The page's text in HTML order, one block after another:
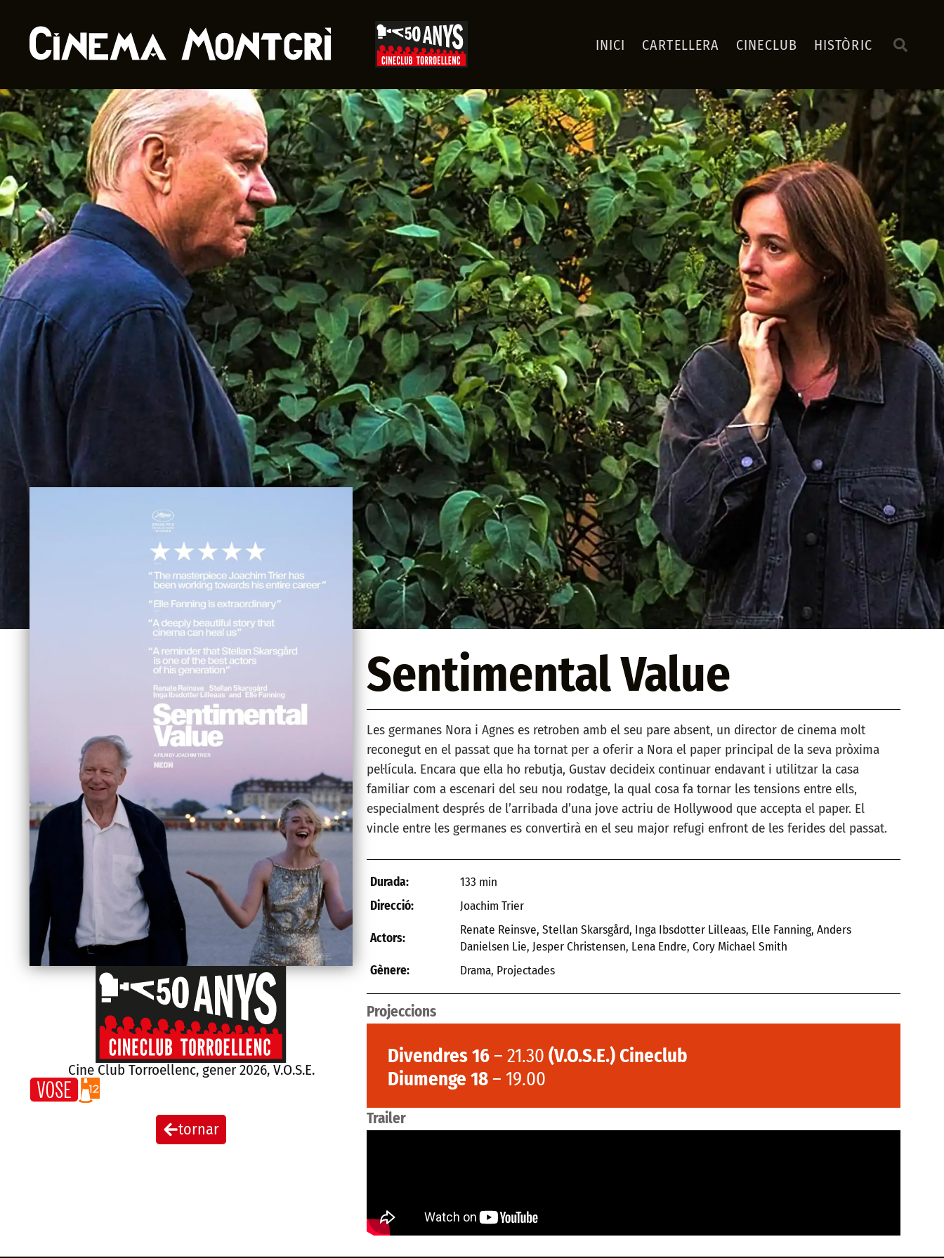
INICI CARTELLERA CINECLUB HISTÒRIC
Cine Club Torroellenc,gener 2026,V.O.S.E.
tornar
Sentimental Value
Les germanes Nora i Agnes es retroben amb el seu pare absent, un director de cinema molt
reconegut en el passat que ha tornat per a oferir a Nora el paper principal de la seva pròxima
pel·lícula. Encara que ella ho rebutja, Gustav decideix continuar endavant i utilitzar la casa
familiar com a escenari del seu nou rodatge, la qual cosa fa tornar les tensions entre ells,
especialment després de l’arribada d’una jove actriu de Hollywood que accepta el paper. El
vincle entre les germanes es convertirà en el seu major refugi enfront de les ferides del passat.
Durada:
133 min
Direcció:
Joachim Trier
Actors:
Renate Reinsve, Stellan Skarsgård, Inga Ibsdotter Lilleaas, Elle Fanning, Anders
Danielsen Lie, Jesper Christensen, Lena Endre, Cory Michael Smith
Gènere:
Drama, Projectades
Projeccions
Divendres 16– 21.30(V.O.S.E.) Cineclub
Diumenge 18– 19.00
Trailer